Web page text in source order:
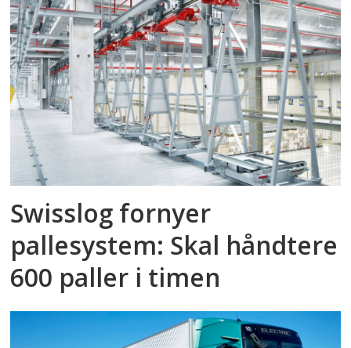
Swisslog fornyer
pallesystem: Skal håndtere
600 paller i timen